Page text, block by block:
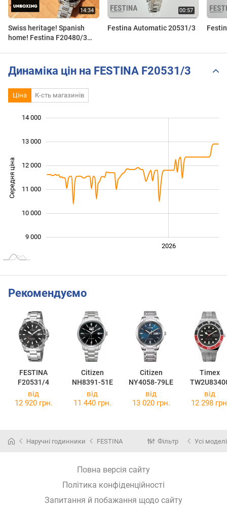
Swiss heritage! Spanish
home! Festina F20480/3
Festina Automatic 20531/3
Динаміка цін на FESTINA F20531/3
Ціна К-сть магазинів
Середня ціна
9 000
10 000
11 000
12 000
13 000
14 000
2026
Рекомендуємо
FESTINA
F20531/4
Citizen
NH8391-51E
Citizen
NY4058-79LE
Timex
від
12 920 грн.
від
11 440 грн.
від
13 020 грн.
від
12 298
Наручні годинники FESTINA Фільтр Усі моделі
Повна версія сайту
Політика конфіденційності
Запитання й побажання щодо сайту